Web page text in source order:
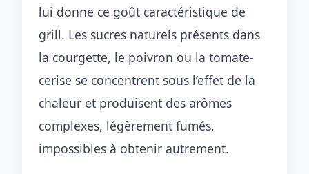
lui donne ce goût caractéristique de
grill. Les sucres naturels présents dans
la courgette, le poivron ou la tomate-
cerise se concentrent sous l’effet de la
chaleur et produisent des arômes
complexes, légèrement fumés,
impossibles à obtenir autrement.